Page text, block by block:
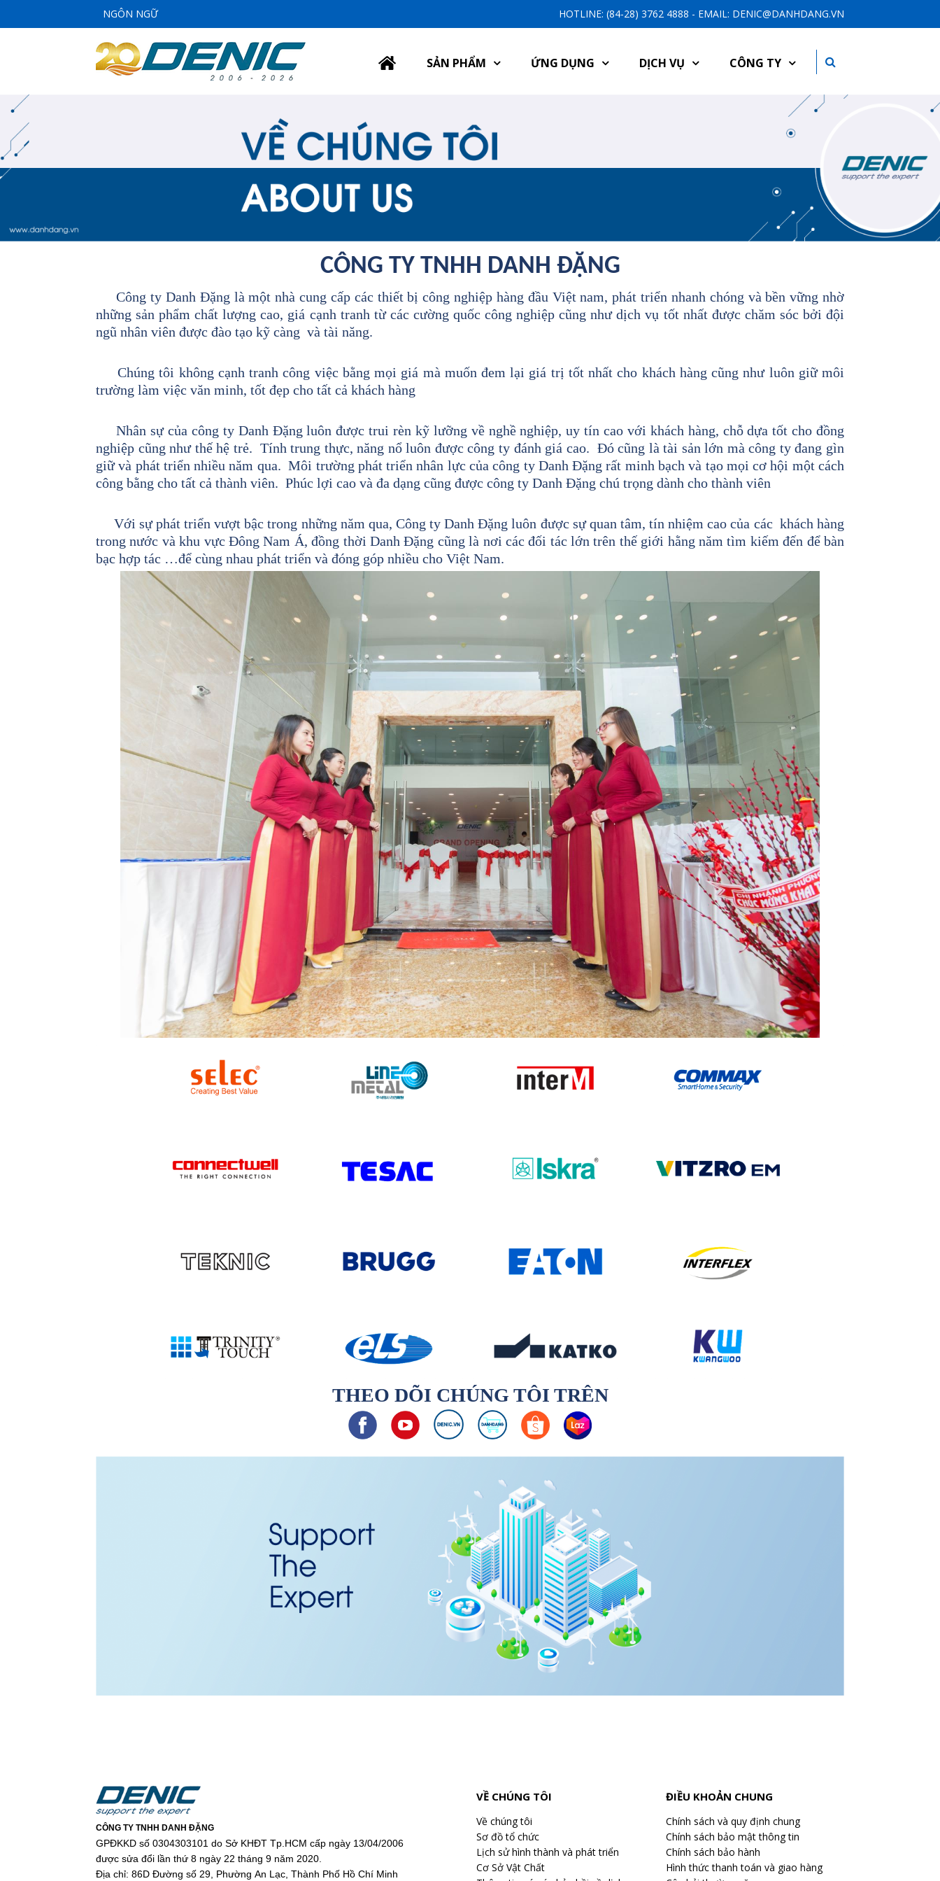
NGÔN NGỮ HOTLINE: (84-28) 3762 4888 - EMAIL: DENIC@DANHDANG.VN
SẢN PHẨM ỨNG DỤNG DỊCH VỤ CÔNG TY
CÔNG TY TNHH DANH ĐẶNG
Công ty Danh Đặng là một nhà cung cấp các thiết bị công nghiệp hàng đầu Việt nam, phát triển nhanh chóng và bền vững nhờ
những sản phẩm chất lượng cao, giá cạnh tranh từ các cường quốc công nghiệp cũng như dịch vụ tốt nhất được chăm sóc bởi đội
ngũ nhân viên được đào tạo kỹ càng và tài năng.
Chúng tôi không cạnh tranh công việc bằng mọi giá mà muốn đem lại giá trị tốt nhất cho khách hàng cũng như luôn giữ môi
trường làm việc văn minh, tốt đẹp cho tất cả khách hàng
Nhân sự của công ty Danh Đặng luôn được trui rèn kỹ lưỡng về nghề nghiệp, uy tín cao với khách hàng, chỗ dựa tốt cho đồng
nghiệp cũng như thế hệ trẻ. Tính trung thực, năng nổ luôn được công ty đánh giá cao. Đó cũng là tài sản lớn mà công ty đang gìn
giữ và phát triển nhiều năm qua. Môi trường phát triển nhân lực của công ty Danh Đặng rất minh bạch và tạo mọi cơ hội một cách
công bằng cho tất cả thành viên. Phúc lợi cao và đa dạng cũng được công ty Danh Đặng chú trọng dành cho thành viên
Với sự phát triển vượt bậc trong những năm qua, Công ty Danh Đặng luôn được sự quan tâm, tín nhiệm cao của các khách hàng
trong nước và khu vực Đông Nam Á, đồng thời Danh Đặng cũng là nơi các đối tác lớn trên thế giới hằng năm tìm kiếm đến để bàn
bạc hợp tác …để cùng nhau phát triển và đóng góp nhiều cho Việt Nam.
THEO DÕI CHÚNG TÔI TRÊN
CÔNG TY TNHH DANH ĐẶNG
GPĐKKD số 0304303101 do Sở KHĐT Tp.HCM cấp ngày 13/04/2006
được sửa đổi lần thứ 8 ngày 22 tháng 9 năm 2020.
Địa chỉ: 86D Đường số 29, Phường An Lạc, Thành Phố Hồ Chí Minh
VỀ CHÚNG TÔI
Về chúng tôi
Sơ đồ tổ chức
Lịch sử hình thành và phát triển
Cơ Sở Vật Chất
ĐIỀU KHOẢN CHUNG
Chính sách và quy định chung
Chính sách bảo mật thông tin
Chính sách bảo hành
Hình thức thanh toán và giao hàng